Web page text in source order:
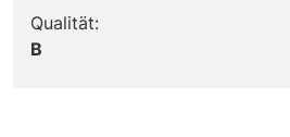
Qualität:
B